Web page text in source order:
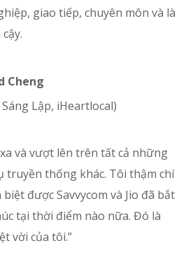
giao tiếp, chuyên môn và là
Cheng
Lập, iHeartlocal)
và vượt lên trên tất cả những
truyền thống khác. Tôi thậm chí
được Savvycom và Jio đã bắt
tại thời điểm nào nữa. Đó là
vời của tôi.”